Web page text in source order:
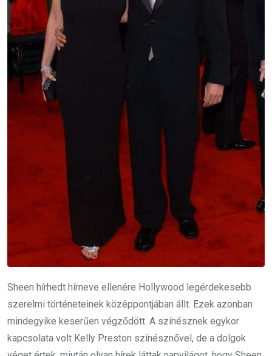
Sheen hírhedt hírneve ellenére Hollywood legérdekesebb
szerelmi történeteinek középpontjában állt. Ezek azonban
mindegyike keserűen végződött. A színésznek egykor
kapcsolata volt Kelly Preston színésznővel, de a dolgok